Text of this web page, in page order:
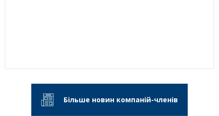
Більше новин компаній-членів